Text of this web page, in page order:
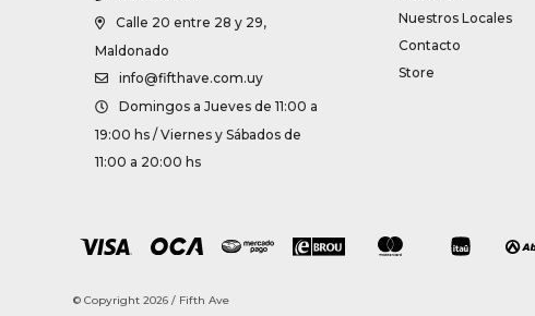
Calle 20 entre 28 y 29,
Maldonado
info@fifthave.com.uy
Domingos a Jueves de 11:00 a
19:00 hs / Viernes y Sábados de
11:00 a 20:00 hs
Nuestros Locales
Contacto
Store
© Copyright 2026 / Fifth Ave